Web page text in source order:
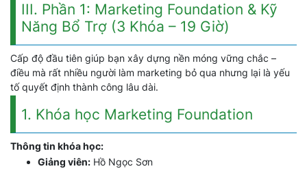
III. Phần 1: Marketing Foundation & Kỹ
Năng Bổ Trợ (3 Khóa – 19 Giờ)
Cấp độ đầu tiên giúp bạn xây dựng nền móng vững chắc –
điều mà rất nhiều người làm marketing bỏ qua nhưng lại là yếu
tố quyết định thành công lâu dài.
1. Khóa học Marketing Foundation
Thông tin khóa học:
Giảng viên: Hồ Ngọc Sơn